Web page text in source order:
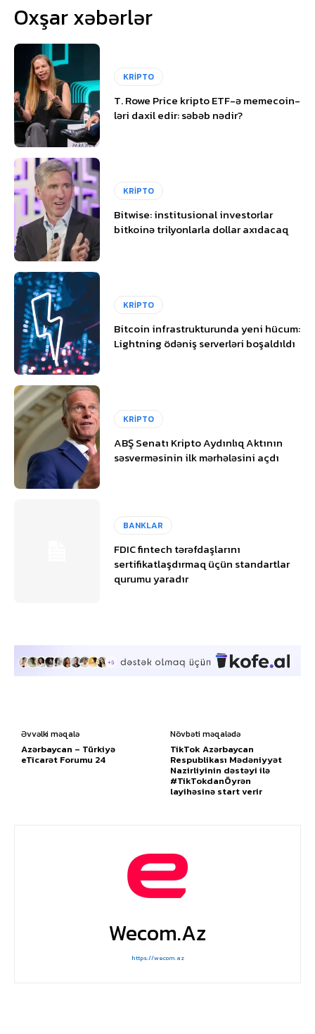
Oxşar xəbərlər
KRİPTO
T. Rowe Price kripto ETF-ə memecoin-
ləri daxil edir: səbəb nədir?
KRİPTO
Bitwise: institusional investorlar
bitkoinə trilyonlarla dollar axıdacaq
KRİPTO
Bitcoin infrastrukturunda yeni hücum:
Lightning ödəniş serverləri boşaldıldı
KRİPTO
ABŞ Senatı Kripto Aydınlıq Aktının
səsverməsinin ilk mərhələsini açdı
BANKLAR
FDIC fintech tərəfdaşlarını
sertifikatlaşdırmaq üçün standartlar
qurumu yaradır
Əvvəlki məqalə
Azərbaycan – Türkiyə
eTicarət Forumu 24
Növbəti məqalədə
TikTok Azərbaycan
Respublikası Mədəniyyət
Nazirliyinin dəstəyi ilə
#TikTokdanÖyrən
layihəsinə start verir
Wecom.az
https://wecom.az